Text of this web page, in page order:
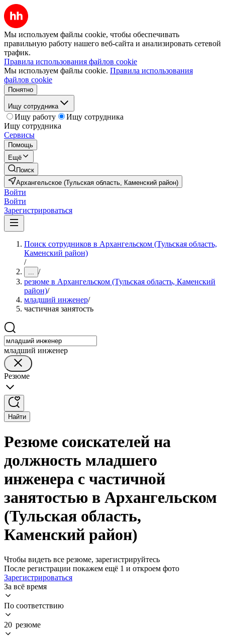
Мы используем файлы cookie, чтобы обеспечивать
правильную работу нашего веб-сайта и анализировать сетевой
трафик.
Правила использования файлов cookie
Мы используем файлы cookie. Правила использования
файлов cookie
Понятно
Ищу сотрудника
Ищу работу
Ищу сотрудника
Ищу сотрудника
Сервисы
Помощь
Ещё
Поиск
Архангельское (Тульская область, Каменский район)
Войти
Войти
Зарегистрироваться
Поиск сотрудников в Архангельском (Тульская область,
Каменский район)
/
... /
резюме в Архангельском (Тульская область, Каменский
район)/
младший инженер/
частичная занятость
младший инженер
Резюме
Найти
Резюме соискателей на
должность младшего
инженера с частичной
занятостью в Архангельском
(Тульская область,
Каменский район)
Чтобы видеть все резюме, зарегистрируйтесь
После регистрации покажем ещё 1 и откроем фото
Зарегистрироваться
За всё время
По соответствию
20 резюме